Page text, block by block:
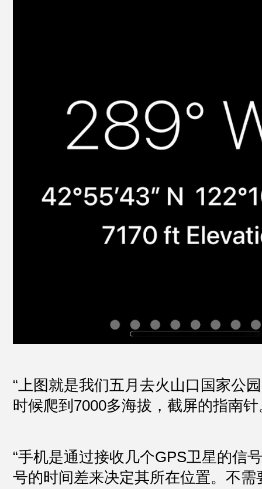
“上图就是我们五月去火山口国家公
时候爬到7000多海拔，截屏的指南针
“手机是通过接收几个GPS卫星的信
号的时间差来决定其所在位置。不需